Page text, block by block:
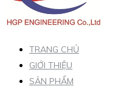
TRANG CHỦ
GIỚI THIỆU
SẢN PHẨM